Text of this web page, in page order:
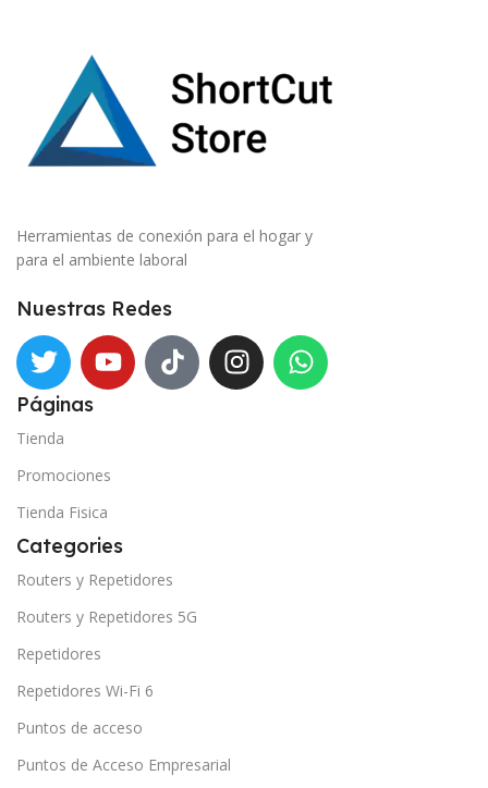
Herramientas de conexión para el hogar y
para el ambiente laboral
Nuestras Redes
Páginas
Tienda
Promociones
Tienda Fisica
Categories
Routers y Repetidores
Routers y Repetidores 5G
Repetidores
Repetidores Wi-Fi 6
Puntos de acceso
Puntos de Acceso Empresarial